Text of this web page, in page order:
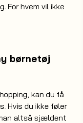
For hvem vil ikke
børnetøj
kan du få
Hvis du ikke føler
altså sjældent